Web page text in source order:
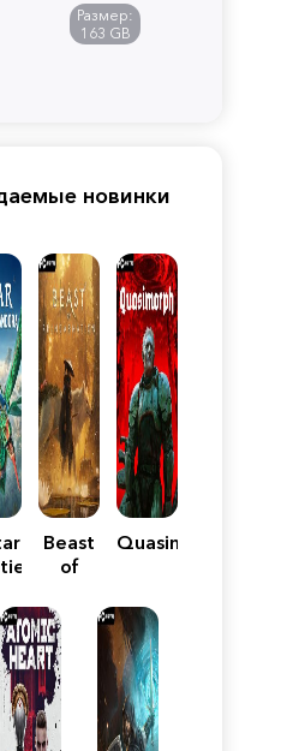
Размер:
163 GB
новинки
Beast
of
Quasimorph